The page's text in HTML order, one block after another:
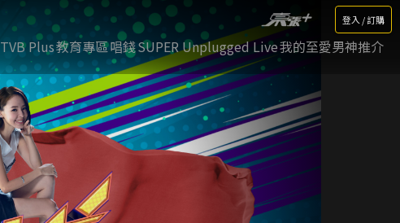
登入 / 訂購
TVB Plus教育專區唱錢SUPER Unplugged Live我的至愛男神推介